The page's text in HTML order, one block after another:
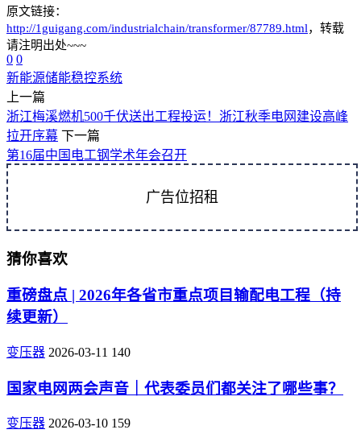
原文链接：
http://1guigang.com/industrialchain/transformer/87789.html，转载
请注明出处~~~
0 0
新能源储能稳控系统
上一篇
浙江梅溪燃机500千伏送出工程投运！浙江秋季电网建设高峰
拉开序幕 下一篇
第16届中国电工钢学术年会召开
广告位招租
猜你喜欢
重磅盘点 | 2026年各省市重点项目输配电工程（持
续更新）
变压器 2026-03-11 140
国家电网两会声音｜代表委员们都关注了哪些事？
变压器 2026-03-10 159